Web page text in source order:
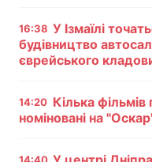
16:38 У Ізмаїлі
будівництво
єврейського
14:20 Кілька
номіновані на